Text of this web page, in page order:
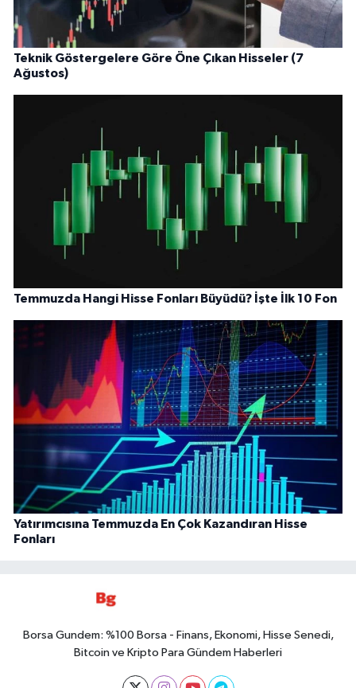
Teknik Göstergelere Göre Öne Çıkan Hisseler (7
Ağustos)
Temmuzda Hangi Hisse Fonları Büyüdü? İşte İlk 10 Fon
Yatırımcısına Temmuzda En Çok Kazandıran Hisse
Fonları
Borsa Gundem: %100 Borsa - Finans, Ekonomi, Hisse Senedi,
Bitcoin ve Kripto Para Gündem Haberleri